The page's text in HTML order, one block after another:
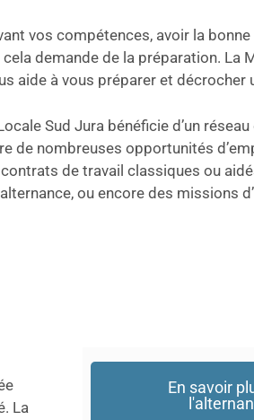
vos compétences, avoir la
demande de la préparation. La
aide à vous préparer et décrocher
Sud Jura bénéficie d’un réseau
de nombreuses opportunités
de travail classiques ou
ou encore des missions
La
En savoir